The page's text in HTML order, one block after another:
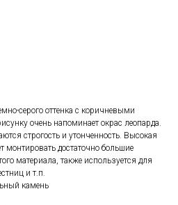
серого оттенка с коричневыми
очень напоминает окрас леопарда.
строгость и утонченность. Высокая
монтировать достаточно большие
материала, также используется для
и т.п.
камень